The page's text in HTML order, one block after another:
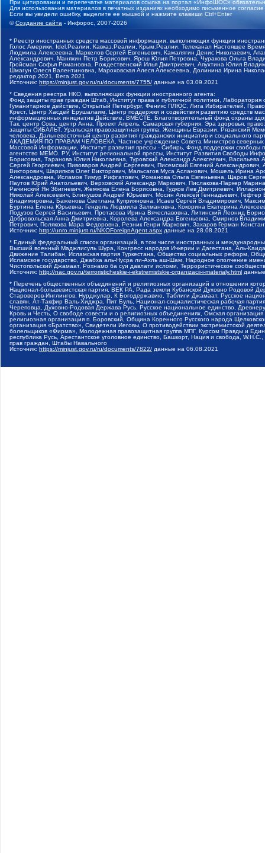
При цитировании и перепечатке материалов ссылка на портал «ИнфоШОС»
Для использования материалов в печатных изданиях необходимо письменное
Если вы увидели ошибку, выделите ее мышкой и нажмите клавиши Ctrl+Enter
©Создание сайта - Инфорос, 2007-2026
* Реестр иностранных средств массовой информации, выполняющих функции
Голос Америки, Idel.Реалии, Кавказ.Реалии, Крым.Реалии, Телеканал Настоящее
Людмила Алексеевна, Маркелов Сергей Евгеньевич, Камалягин Денис Николаевич,
Александрович, Маняхин Петр Борисович, Ярош Юлия Петровна, Чуракова Ольга
Гройсман Софья Романовна, Рождественский Илья Дмитриевич, Апухтина Юлия
Шмагун Олеся Валентиновна, Мароховская Алеся Алексеевна, Долинина Ирина
редактор 2021, Вега 2021
Источник: https://minjust.gov.ru/ru/documents/7755/ данные на 03.09.2021
* Сведения реестра НКО, выполняющих функции иностранного агента:
Фонд защиты прав граждан Штаб, Институт права и публичной политики,
Гуманитарное действие, Открытый Петербург, Феникс ПЛЮС, Лига Избирателей,
Крест, Центр Хасдей Ерушалаим, Центр поддержки и содействия развитию средств
информационных инициатив Действие, ВМЕСТЕ, Благотворительный фонд охраны
Так, центр Сова, центр Анна, Проект Апрель, Самарская губерния, Эра здоровья,
защиты СИБАЛЬТ, Уральская правозащитная группа, Женщины Евразии, Рязанский
человека, Дальневосточный центр развития гражданских инициатив и социального
АКАДЕМИЯ ПО ПРАВАМ ЧЕЛОВЕКА, Частное учреждение Совета Министров северных
Массовой Информации, Институт развития прессы - Сибирь, Фонд поддержки
агентство МЕМО. РУ, Институт региональной прессы, Институт Развития Свободы
Борисовна, Таранова Юлия Николаевна, Туровский Александр Алексеевич,
Сергей Георгиевич, Пивоваров Андрей Сергеевич, Писемский Евгений
Викторович, Шарипков Олег Викторович, Мальсагов Муса Асланович, Мошель Ирина
Александровна, Исламов Тимур Рифгатович, Романова Ольга Евгеньевна, Щаров
Паутов Юрий Анатольевич, Верховский Александр Маркович, Пислакова-Паркер
Рачинский Ян Збигневич, Жемкова Елена Борисовна, Гудков Лев Дмитриевич,
Николай Алексеевич, Блинушов Андрей Юрьевич, Мосин Алексей Геннадьевич,
Владимировна, Баженова Светлана Куприяновна, Исаев Сергей Владимирович,
Буртина Елена Юрьевна, Гендель Людмила Залмановна, Кокорина Екатерина
Подузов Сергей Васильевич, Протасова Ирина Вячеславовна, Литинский Леонид
Добровольская Анна Дмитриевна, Королева Александра Евгеньевна, Смирнов
Петрович, Полякова Мара Федоровна, Резник Генри Маркович, Захаров Герман
Источник: http://unro.minjust.ru/NKOForeignAgent.aspx данные на 28.08.2021
* Единый федеральный список организаций, в том числе иностранных и
Высший военный Маджлисуль Шура, Конгресс народов Ичкерии и Дагестана, Аль-
Движение Талибан, Исламская партия Туркестана, Общество социальных реформ,
Исламское государство, Джабха аль-Нусра ли-Ахль аш-Шам, Народное ополчение
Чистопольский Джамаат, Рохнамо ба суи давлати исломи, Террористическое
Источник: http://nac.gov.ru/terroristicheskie-i-ekstremistskie-organizacii-i-materialy.html
* Перечень общественных объединений и религиозных организаций в отношении
Национал-большевистская партия, ВЕК РА, Рада земли Кубанской Духовно Родовой
Староверов-Инглингов, Нурджулар, К Богодержавию, Таблиги Джамаат, Русское
славян, Ат-Такфир Валь-Хиджра, Пит Буль, Национал-социалистическая рабочая
Череповца, Духовно-Родовая Держава Русь, Русское национальное единство,
Кровь и Честь, О свободе совести и о религиозных объединениях, Омская
религиозная организация п. Боровский, Община Коренного Русского народа
организация «Братство», Свидетели Иеговы, О противодействии экстремистской
болельщиков «Фирма», Молодежная правозащитная группа МПГ, Курсом Правды и
республика Русь, Арестантское уголовное единство, Башкорт, Нация и свобода,
прав граждан, Штабы Навального
Источник: https://minjust.gov.ru/ru/documents/7822/ данные на 06.08.2021